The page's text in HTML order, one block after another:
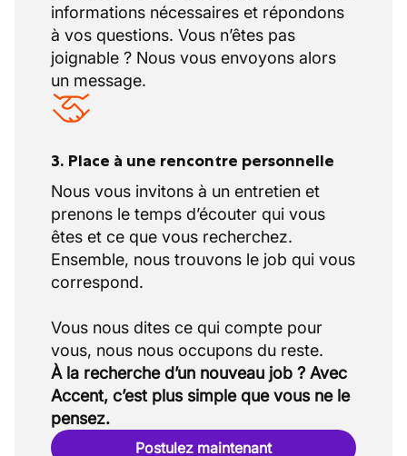
informations nécessaires et répondons
à vos questions. Vous n’êtes pas
joignable ? Nous vous envoyons alors
un message.
3. Place à une rencontre personnelle
Nous vous invitons à un entretien et
prenons le temps d’écouter qui vous
êtes et ce que vous recherchez.
Ensemble, nous trouvons le job qui vous
correspond.
Vous nous dites ce qui compte pour
À la recherche d’un nouveau job ? Avec
Accent, c’est plus simple que vous ne le
pensez.
Postulez maintenant